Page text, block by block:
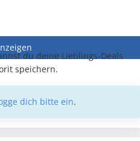
du deine Lieblings-Deals
speichern.
dich bitte ein.